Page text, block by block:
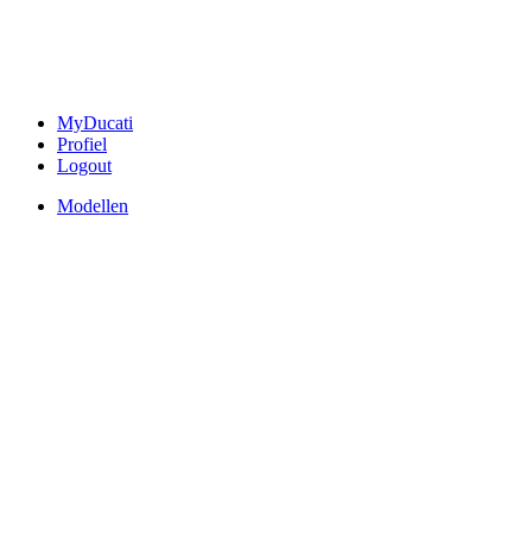
MyDucati
Profiel
Logout
Modellen